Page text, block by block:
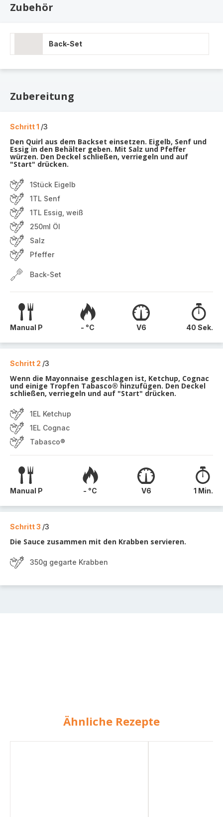
Zubehör
Back-Set
Zubereitung
Schritt 1 /3
Den Quirl aus dem Backset einsetzen. Eigelb, Senf und
Essig in den Behälter geben. Mit Salz und Pfeffer
würzen. Den Deckel schließen, verriegeln und auf
"Start" drücken.
1Stück Eigelb
1TL Senf
1TL Essig, weiß
250ml Öl
Salz
Pfeffer
Back-Set
Manual P - °C V6 40 Sek.
Schritt 2 /3
Wenn die Mayonnaise geschlagen ist, Ketchup, Cognac
und einige Tropfen Tabasco® hinzufügen. Den Deckel
schließen, verriegeln und auf "Start" drücken.
1EL Ketchup
1EL Cognac
Tabasco®
Manual P - °C V6 1 Min.
Schritt 3 /3
Die Sauce zusammen mit den Krabben servieren.
350g gegarte Krabben
Ähnliche Rezepte